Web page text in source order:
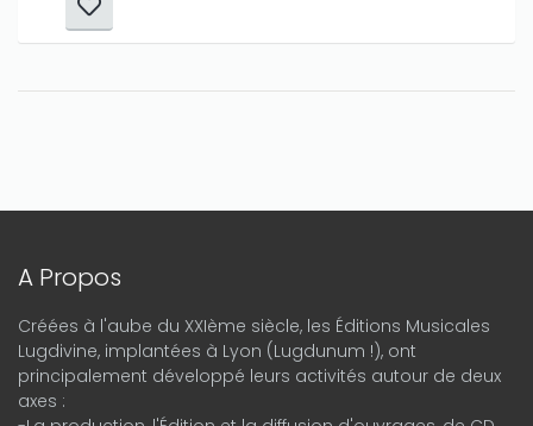
A Propos
Créées à l'aube du XXIème siècle, les Éditions Musicales
Lugdivine, implantées à Lyon (Lugdunum !), ont
principalement développé leurs activités autour de deux
axes :